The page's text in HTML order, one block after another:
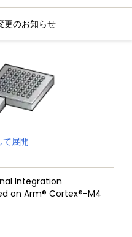
更のお知らせ
て展開
Integration
on Arm® Cortex®-M4